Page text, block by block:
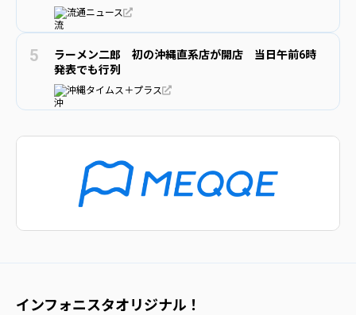
流通ニュース
ラーメン二郎 初の沖縄直系店が開店 当日午前6時
発表でも行列
沖縄タイムス＋プラス
インフォニスタオリジナル！